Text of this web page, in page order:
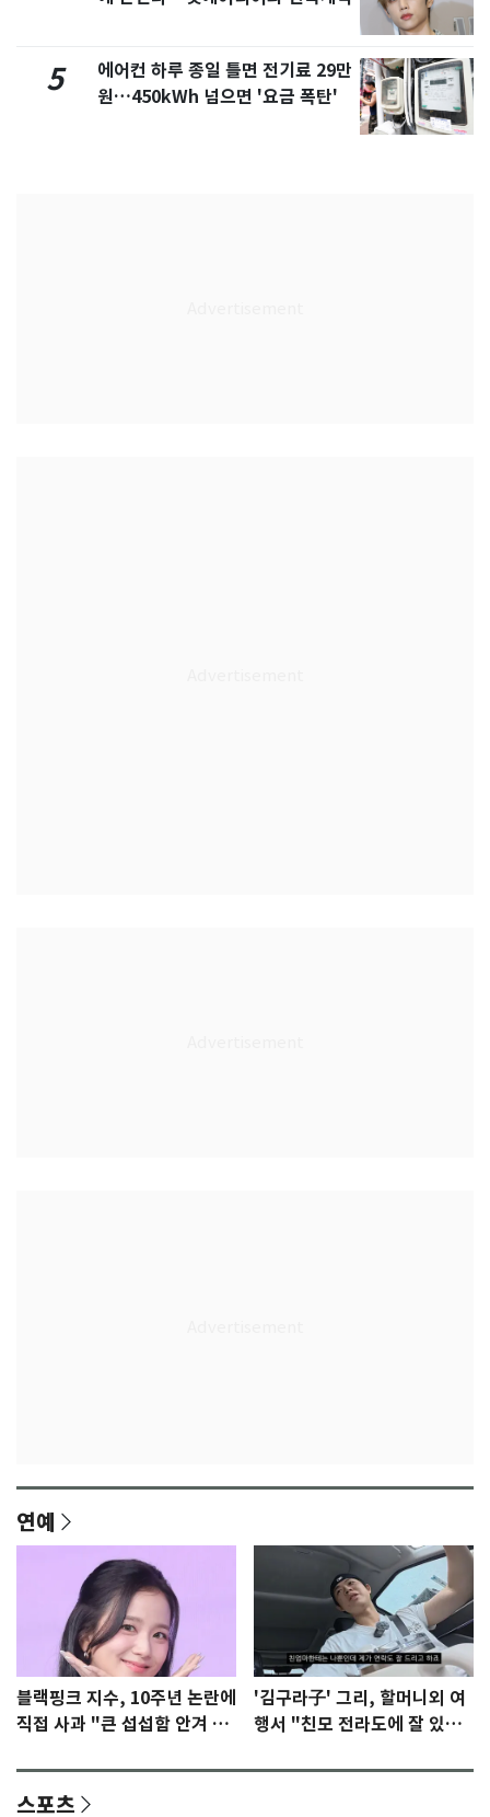
5
에어컨 하루 종일 틀면 전기료 29만
원…450kWh 넘으면 '요금 폭탄'
연예
블랙핑크 지수, 10주년 논란에
직접 사과 "큰 섭섭함 안겨 미
'김구라子' 그리, 할머니외 여
행서 "친모 전라도에 잘 있
스포츠